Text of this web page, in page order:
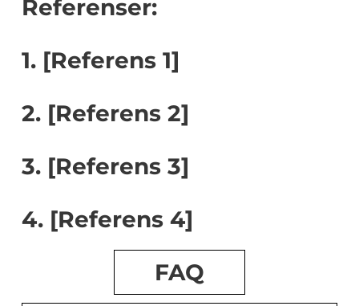
Referenser:
1. [Referens 1]
2. [Referens 2]
3. [Referens 3]
4. [Referens 4]
FAQ